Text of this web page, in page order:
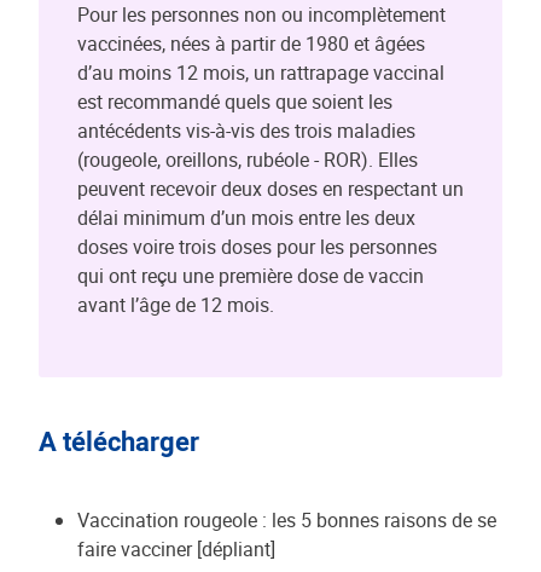
Pour les personnes non ou incomplètement
vaccinées, nées à partir de 1980 et âgées
d’au moins 12 mois, un rattrapage vaccinal
est recommandé quels que soient les
antécédents vis-à-vis des trois maladies
(rougeole, oreillons, rubéole - ROR). Elles
peuvent recevoir deux doses en respectant un
délai minimum d’un mois entre les deux
doses voire trois doses pour les personnes
qui ont reçu une première dose de vaccin
avant l’âge de 12 mois.
A télécharger
Vaccination rougeole : les 5 bonnes raisons de se
faire vacciner [dépliant]